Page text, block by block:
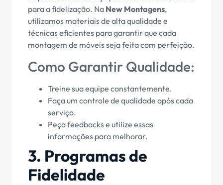
para a fidelização. Na New Montagens,
utilizamos materiais de alta qualidade e
técnicas eficientes para garantir que cada
montagem de móveis seja feita com perfeição.
Como Garantir Qualidade:
Treine sua equipe constantemente.
Faça um controle de qualidade após cada
serviço.
Peça feedbacks e utilize essas
informações para melhorar.
3. Programas de
Fidelidade